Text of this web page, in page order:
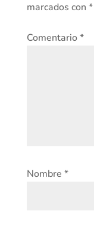
marcados con *
Comentario*
Nombre *